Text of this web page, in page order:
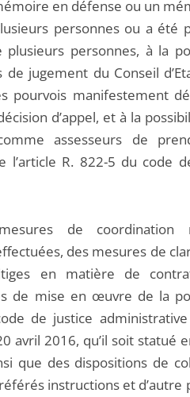
en défense ou un
personnes ou a été
personnes, à la
jugement du Conseil
pourvois manifestement
d’appel, et à la
assesseurs de
R. 822-5 du code
de coordination
des mesures de
en matière de
de mise en œuvre de la
de justice
avril 2016, qu’il soit statué
que des dispositions de
instructions et d’autre